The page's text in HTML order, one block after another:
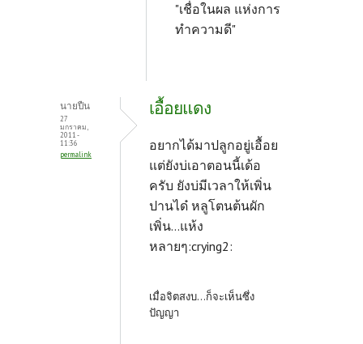
"เชื่อในผล แห่งการ
ทำความดี"
นายปืน
27
มกราคม,
2011 -
11:36
permalink
เอื้อยแดง
อยากได้มาปลูกอยู่เอื้อย
แต่ยังบ่เอาตอนนี้เด้อ
ครับ ยังบ่มีเวลาให้เพิ่น
ปานได๋ หลูโตนต้นผัก
เพิ่น...แห้ง
หลายๆ:crying2:
เมื่อจิตสงบ...ก็จะเห็นซึ่ง
ปัญญา